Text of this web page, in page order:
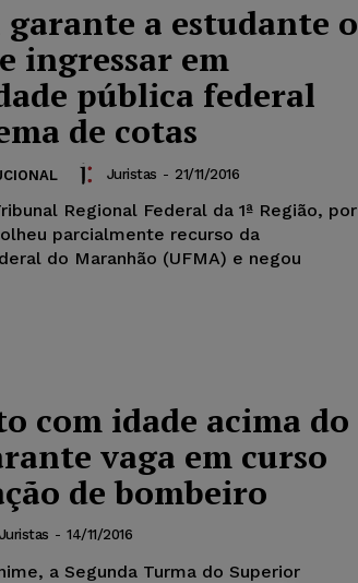
a estudante o
ingressar em
pública federal
de cotas
Juristas - 21/11/2016
Regional Federal da 1ª Região, por
parcialmente recurso da
do Maranhão (UFMA) e negou
com idade acima do
vaga em curso
de bombeiro
Juristas - 14/11/2016
a Segunda Turma do Superior